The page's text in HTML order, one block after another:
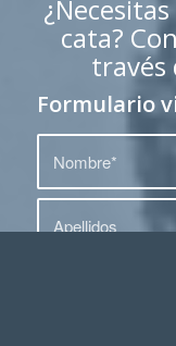
cata?
través
Formulario